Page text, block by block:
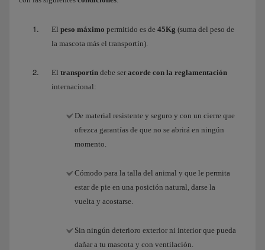
El peso máximo permitido es de 45Kg (suma del peso de
la mascota más el transportín).
El transportín debe ser acorde con la reglamentación
internacional:
De material resistente y seguro y con un cierre que
ofrezca garantías de que no se abrirá en ningún
momento.
Cómodo para la talla del animal y que le permita
estar de pie en una posición natural, darse la
vuelta y acostarse.
Sin ningún deterioro exterior ni interior que pueda
dañar a tu mascota y con ventilación.